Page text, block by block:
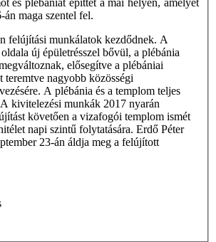
és plébániát építtet a mai helyen, amelyet
maga szentel fel.
felújítási munkálatok kezdődnek. A
új épületrésszel bővül, a plébánia
elősegítve a plébániai
teremtve nagyobb közösségi
A plébánia és a templom teljes
kivitelezési munkák 2017 nyarán
követően a vizafogói templom ismét
napi szintű folytatására. Erdő Péter
23-án áldja meg a felújított